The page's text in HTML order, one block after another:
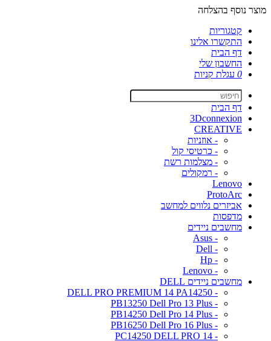
מוצר נוסף בהצלחה
קטגוריות
התקשרו אלינו
דף הבית
החשבון שלי
0 עגלת קניות
דף הבית
3Dconnexion
CREATIVE
- אוזניות
- כרטיסי קול
- מצלמות רשת
- רמקולים
Lenovo
ProtoArc
אביזרים נלווים למחשב
מדפסות
מחשבים ניידים
- Asus
- Dell
- Hp
- Lenovo
מחשבים ניידים DELL
- DELL PRO PREMIUM 14 PA14250
- PB13250 Dell Pro 13 Plus
- PB14250 Dell Pro 14 Plus
- PB16250 Dell Pro 16 Plus
- PC14250 DELL PRO 14